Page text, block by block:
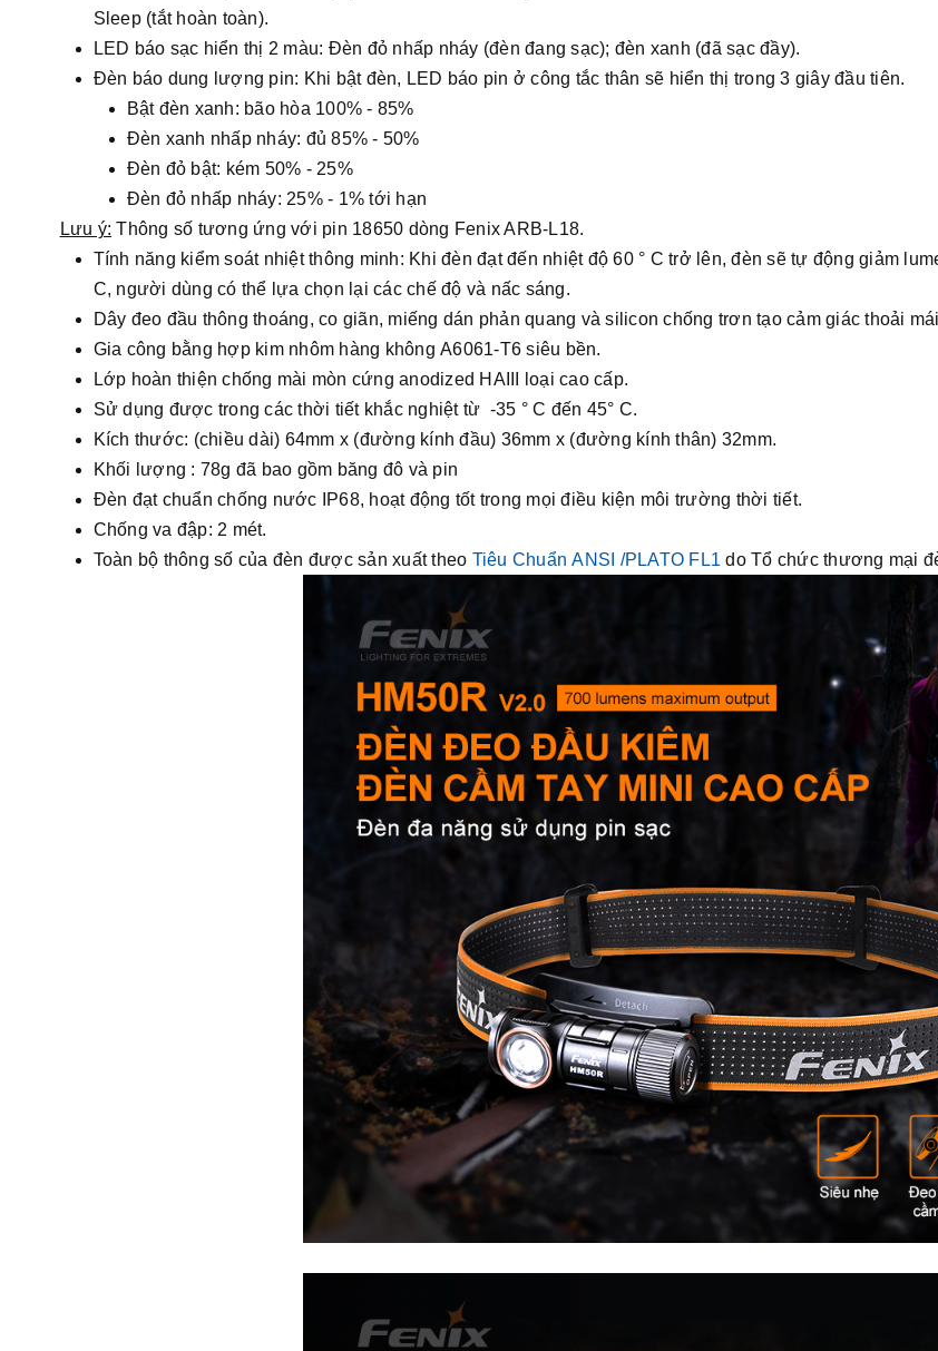
Sleep (tắt hoàn toàn).
LED báo sạc hiển thị 2 màu: Đèn đỏ nhấp nháy (đèn đang sạc); đèn xanh (đã sạc đầy).
Đèn báo dung lượng pin: Khi bật đèn, LED báo pin ở công tắc thân sẽ hiển thị trong 3 giây đầu tiên.
Bật đèn xanh: bão hòa 100% - 85%
Đèn xanh nhấp nháy: đủ 85% - 50%
Đèn đỏ bật: kém 50% - 25%
Đèn đỏ nhấp nháy: 25% - 1% tới hạn
Lưu ý: Thông số tương ứng với pin 18650 dòng Fenix ​​ARB-L18.
Tính năng kiểm soát nhiệt thông minh: Khi đèn đạt đến nhiệt độ 60 ° C trở lên, đèn sẽ tự động giảm
C, người dùng có thể lựa chọn lại các chế độ và nấc sáng.
Dây đeo đầu thông thoáng, co giãn, miếng dán phản quang và silicon chống trơn tạo cảm giác thoải
Gia công bằng hợp kim nhôm hàng không A6061-T6 siêu bền.
Lớp hoàn thiện chống mài mòn cứng anodized HAIII loại cao cấp.
Sử dụng được trong các thời tiết khắc nghiệt từ -35 ° C đến 45° C.
Kích thước: (chiều dài) 64mm x (đường kính đầu) 36mm x (đường kính thân) 32mm.
Khối lượng : 78g đã bao gồm băng đô và pin
Đèn đạt chuẩn chống nước IP68, hoạt động tốt trong mọi điều kiện môi trường thời tiết.
Chống va đập: 2 mét.
Toàn bộ thông số của đèn được sản xuất theo Tiêu Chuẩn ANSI /PLATO FL1 do Tổ chức thương mại